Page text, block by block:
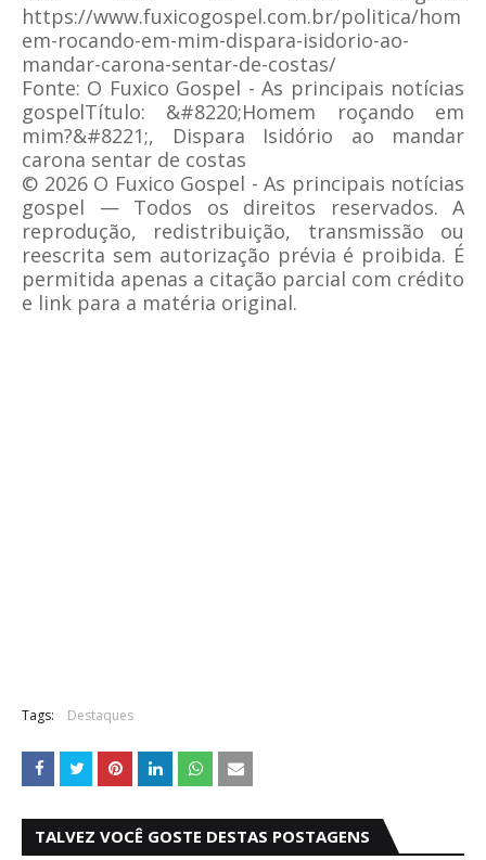
https://www.fuxicogospel.com.br/politica/hom
em-rocando-em-mim-dispara-isidorio-ao-
mandar-carona-sentar-de-costas/
Fonte: O Fuxico Gospel - As principais notícias
gospelTítulo: &#8220;Homem roçando em
mim?&#8221;, Dispara Isidório ao mandar
carona sentar de costas
© 2026 O Fuxico Gospel - As principais notícias
gospel — Todos os direitos reservados. A
reprodução, redistribuição, transmissão ou
reescrita sem autorização prévia é proibida. É
permitida apenas a citação parcial com crédito
e link para a matéria original.
Tags: Destaques
TALVEZ VOCÊ GOSTE DESTAS POSTAGENS